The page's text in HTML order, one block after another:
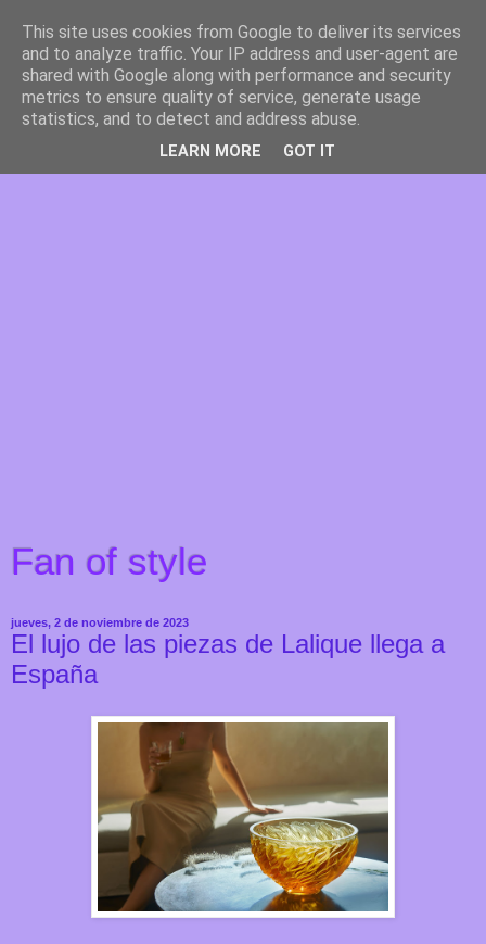
Fan of style
jueves, 2 de noviembre de 2023
El lujo de las piezas de Lalique llega a
España
This site uses cookies from Google to deliver its services
and to analyze traffic. Your IP address and user-agent are
shared with Google along with performance and security
metrics to ensure quality of service, generate usage
statistics, and to detect and address abuse.
LEARN MORE GOT IT